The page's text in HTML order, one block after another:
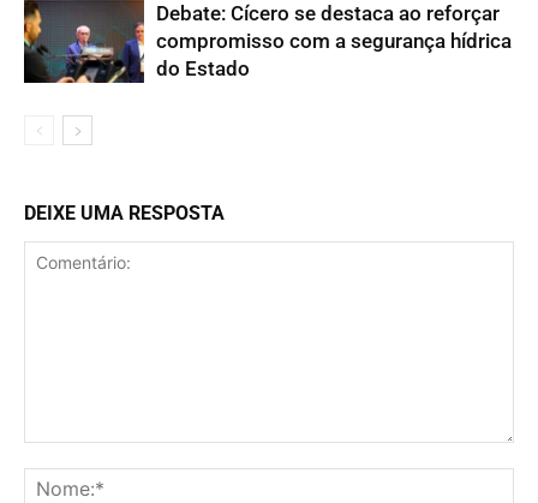
Debate: Cícero se destaca ao reforçar
compromisso com a segurança hídrica
do Estado
DEIXE UMA RESPOSTA